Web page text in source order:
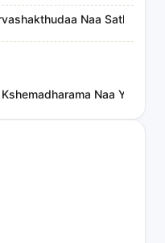
Naa
Naa Yesayya